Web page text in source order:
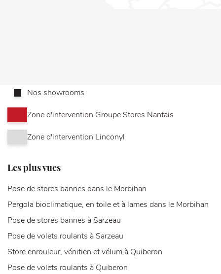
Nos showrooms
Zone d'intervention Groupe Stores Nantais
Zone d'intervention Linconyl
Les plus vues
Pose de stores bannes dans le Morbihan
Pergola bioclimatique, en toile et à lames dans le Morbihan
Pose de stores bannes à Sarzeau
Pose de volets roulants à Sarzeau
Store enrouleur, vénitien et vélum à Quiberon
Pose de volets roulants à Quiberon